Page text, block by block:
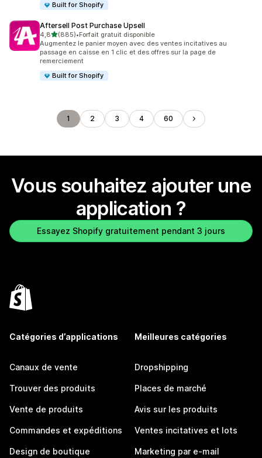
Built for Shopify
Aftersell Post Purchase Upsell
4,8étoile(s) sur 5
(885)
885 avis au total
•Forfait gratuit disponible
Augmentez le panier moyen avec des ventes incitatives au
passage en caisse en 1 clic et des offres sur la page de
remerciement
Built for Shopify
1 2 3 4 60
Vous souhaitez ajouter une
application ?
Essayez Shopify gratuitement pendant 3 jours
Catégories d’applications
Canaux de vente
Trouver des produits
Vente de produits
Commandes et expéditions
Design de boutique
Meilleures catégories
Dropshipping
Places de marché
Avis sur les produits
Ventes incitatives et lots
Marketing par e-mail